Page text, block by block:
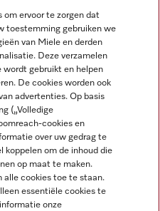
om ervoor te zorgen dat
toestemming gebruiken we
van Miele en derden
Deze verzamelen
wordt gebruikt en helpen
De cookies worden ook
advertenties. Op basis
(„Volledige
cookies en
over uw gedrag te
koppelen om de inhoud die
op maat te maken.
cookies toe te staan.
essentiële cookies te
onze